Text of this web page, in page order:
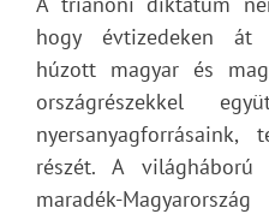
hogy évtizedeken át
húzott magyar és
országrészekkel
nyersanyagforrásaink,
részét. A világháború
maradék-